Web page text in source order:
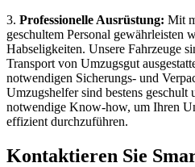
3. Professionelle Ausrüstung: Mit
geschultem Personal gewährleisten
Habseligkeiten. Unsere Fahrzeuge
Transport von Umzugsgut
notwendigen Sicherungs- und
Umzugshelfer sind bestens geschult
notwendige Know-how, um Ihren
effizient durchzuführen.
Kontaktieren Sie